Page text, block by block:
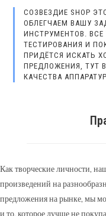
СОЗВЕЗДИЕ SHOP
ОБЛЕГЧАЕМ ВАШУ
ИНСТРУМЕНТОВ.
ТЕСТИРОВАНИЯ И
ПРИДЁТСЯ ИСКАТЬ
ПРЕДЛОЖЕНИЯ, ТУТ
КАЧЕСТВА
Как творческие личности,
произведений на
предложения на рынке, мы
и то, которое лучше не